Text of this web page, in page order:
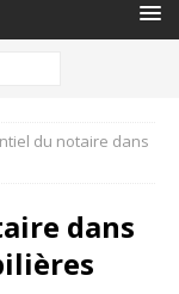
du notaire dans
dans